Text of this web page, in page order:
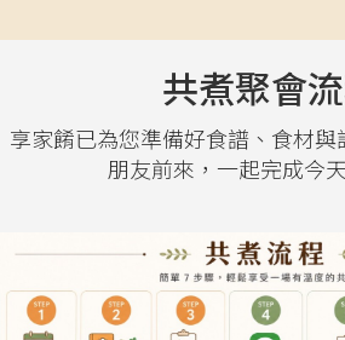
共煮聚會
享家餚已為您準備好食譜、食材
朋友前來，一起完成今